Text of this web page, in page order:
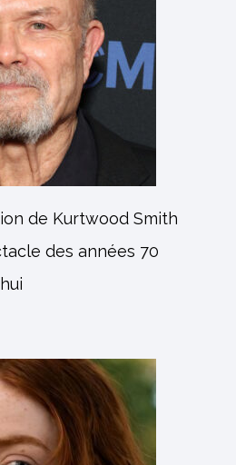
de Kurtwood Smith
des années 70